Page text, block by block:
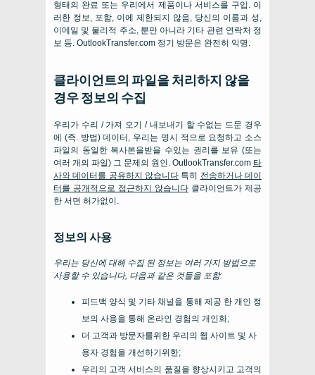
형태의 완료 또는 우리에서 제품이나 서비스를 구입. 이
러한 정보, 포함, 이에 제한되지 않음, 당신의 이름과 성,
이메일 및 물리적 주소, 뿐만 아니라 기타 관련 연락처 정
보 등. OutlookTransfer.com 정기 방문은 완전히 익명.
클라이언트의 파일을 처리하지 않을
경우 정보의 수집
우리가 수리 / 가져 오기 / 내보내기 할 수없는 드문 경우
에 (즉. 방법) 데이터, 우리는 명시 적으로 요청하고 소스
파일의 동일한 복사본을받을 수있는 권리를 보유 (또는
여러 개의 파일) 그 문제의 원인. OutlookTransfer.com 타
사와 데이터를 공유하지 않습니다 특히 전송하거나 데이
터를 공개적으로 접근하지 않습니다 클라이언트가 제공
한 서면 허가없이.
정보의 사용
우리는 당신에 대해 수집 된 정보는 여러 가지 방법으로
사용할 수 있습니다, 다음과 같은 것들을 포함:
피드백 양식 및 기타 채널을 통해 제공 한 개인 정
보의 사용을 통해 온라인 경험의 개인화;
더 고객과 방문자를위한 우리의 웹 사이트 및 사
용자 경험을 개선하기위한;
우리의 고객 서비스의 품질을 향상시키고 고객의